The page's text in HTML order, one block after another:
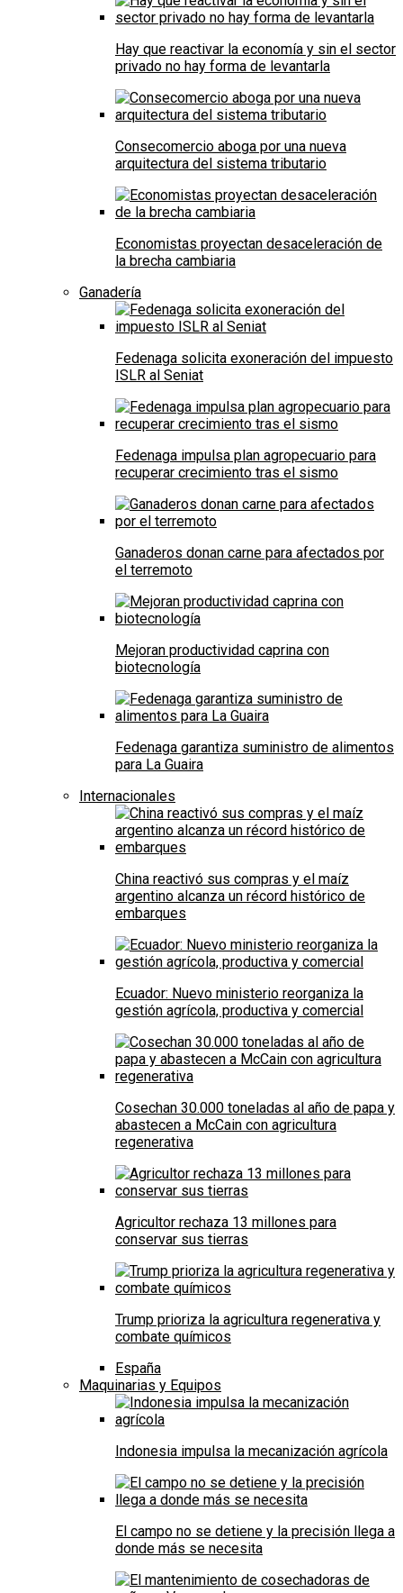
Hay que reactivar la economía y sin el sector
privado no hay forma de levantarla
Consecomercio aboga por una nueva
arquitectura del sistema tributario
Economistas proyectan desaceleración de
la brecha cambiaria
Ganadería
Fedenaga solicita exoneración del impuesto
ISLR al Seniat
Fedenaga impulsa plan agropecuario para
recuperar crecimiento tras el sismo
Ganaderos donan carne para afectados por
el terremoto
Mejoran productividad caprina con
biotecnología
Fedenaga garantiza suministro de alimentos
para La Guaira
Internacionales
China reactivó sus compras y el maíz
argentino alcanza un récord histórico de
embarques
Ecuador: Nuevo ministerio reorganiza la
gestión agrícola, productiva y comercial
Cosechan 30.000 toneladas al año de papa y
abastecen a McCain con agricultura
regenerativa
Agricultor rechaza 13 millones para
conservar sus tierras
Trump prioriza la agricultura regenerativa y
combate químicos
España
Maquinarias y Equipos
Indonesia impulsa la mecanización agrícola
El campo no se detiene y la precisión llega a
donde más se necesita